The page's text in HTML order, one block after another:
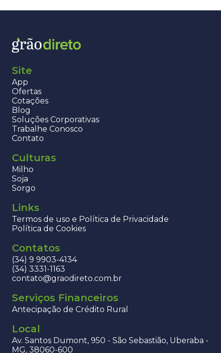
Site
App
Ofertas
Cotações
Blog
Soluções Corporativas
Trabalhe Conosco
Contato
Culturas
Milho
Soja
Sorgo
Links
Termos de uso e Política de Privacidade
Política de Cookies
Contatos
(34) 9 9903-4134
(34) 3331-1163
contato@graodireto.com.br
Serviços Financeiros
Antecipação de Crédito Rural
Local
Av. Santos Dumont, 950 - São Sebastião, Uberaba -
MG, 38060-600